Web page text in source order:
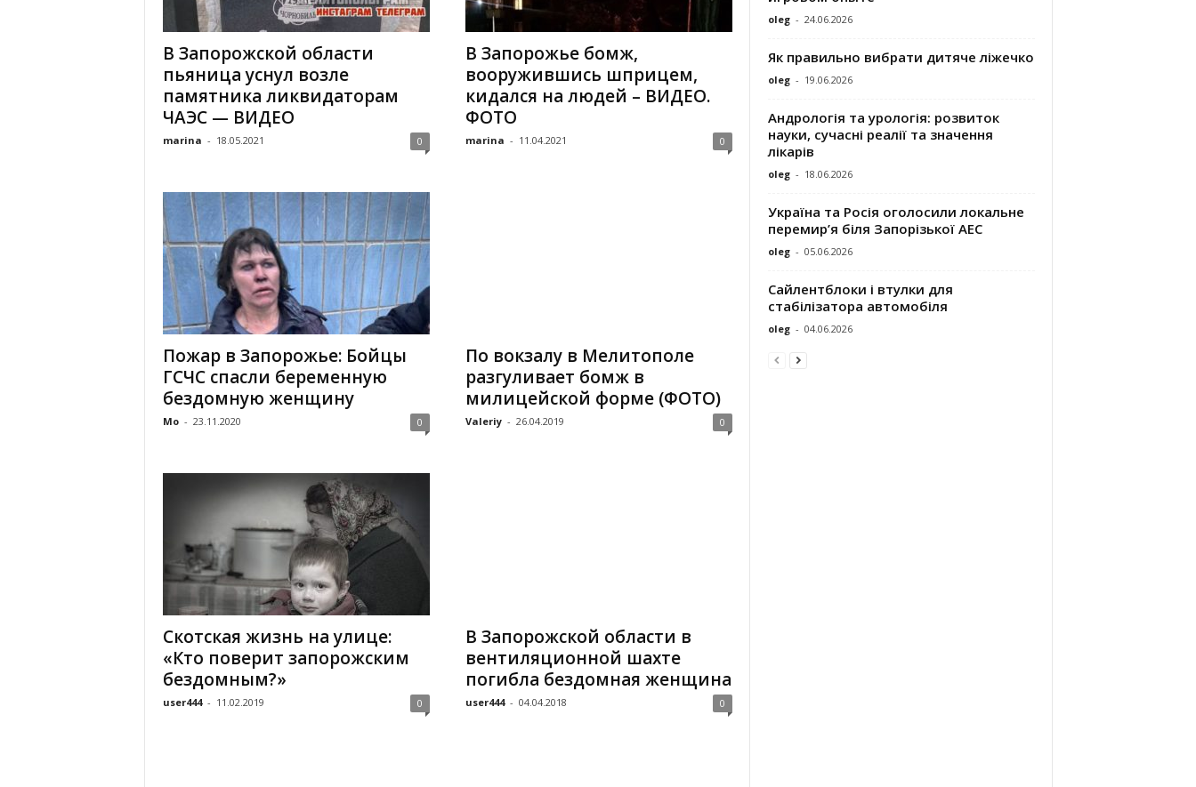
В Запорожской области
пьяница уснул возле
памятника ликвидаторам
ЧАЭС — ВИДЕО
marina - 18.05.2021 0
В Запорожье бомж,
вооружившись шприцем,
кидался на людей – ВИДЕО.
ФОТО
marina - 11.04.2021 0
Пожар в Запорожье: Бойцы
ГСЧС спасли беременную
бездомную женщину
Mo - 23.11.2020 0
По вокзалу в Мелитополе
разгуливает бомж в
милицейской форме (ФОТО)
Valeriy - 26.04.2019 0
Скотская жизнь на улице:
«Кто поверит запорожским
бездомным?»
user444 - 11.02.2019 0
В Запорожской области в
вентиляционной шахте
погибла бездомная женщина
user444 - 04.04.2018 0
oleg - 24.06.2026
Як правильно вибрати дитяче ліжечко
oleg - 19.06.2026
Андрологія та урологія: розвиток
науки, сучасні реалії та значення
лікарів
oleg - 18.06.2026
Україна та Росія оголосили локальне
перемир’я біля Запорізької АЕС
oleg - 05.06.2026
Сайлентблоки і втулки для
стабілізатора автомобіля
oleg - 04.06.2026